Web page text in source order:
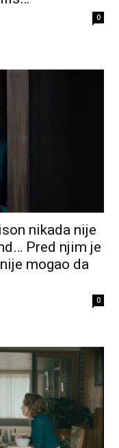
0
nikada nije
Pred njim je
mogao da
0